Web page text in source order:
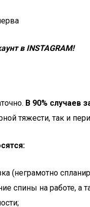
в INSTAGRAM!
В 90% случаев
тяжести, так и
(неграмотно
спины на работе, а